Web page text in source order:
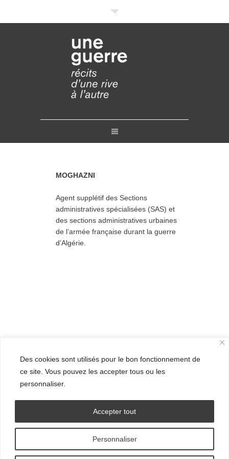
Des cookies sont utilisés pour le bon fonctionnement de
ce site. Vous pouvez les accepter tous ou les
personnaliser.
Personnaliser
Accepter tout
Conférences en ligne
Pourquoi et comment ?
Retours
MOGHAZNI
Agent supplétif des Sections
administratives spécialisées (SAS) et
des sections administratives urbaines
de l’armée française durant la guerre
d’Algérie.
© Grand Ensemble - 2016.